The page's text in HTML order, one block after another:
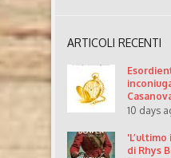
ARTICOLI RECENTI
10 days
di Rhys